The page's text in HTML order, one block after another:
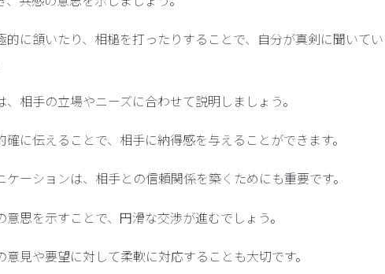
に頷いたり、相槌を打ったりすることで、自分が真剣に聞いてい
相手の立場やニーズに合わせて説明しましょう。
に伝えることで、相手に納得感を与えることができます。
ーションは、相手との信頼関係を築くためにも重要です。
思を示すことで、円滑な交渉が進むでしょう。
見や要望に対して柔軟に対応することも大切です。